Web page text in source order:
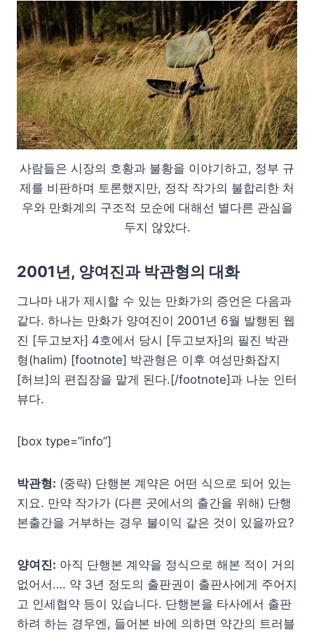
사람들은 시장의 호황과 불황을 이야기하고, 정부 규
제를 비판하며 토론했지만, 정작 작가의 불합리한 처
우와 만화계의 구조적 모순에 대해선 별다른 관심을
두지 않았다.
2001년, 양여진과 박관형의 대화
그나마 내가 제시할 수 있는 만화가의 증언은 다음과
같다. 하나는 만화가 양여진이 2001년 6월 발행된 웹
진 [두고보자] 4호에서 당시 [두고보자]의 필진 박관
형(halim) [footnote] 박관형은 이후 여성만화잡지
[허브]의 편집장을 맡게 된다.[/footnote]과 나눈 인터
뷰다.
[box type=”info”]
박관형: (중략) 단행본 계약은 어떤 식으로 되어 있는
지요. 만약 작가가 (다른 곳에서의 출간을 위해) 단행
본출간을 거부하는 경우 불이익 같은 것이 있을까요?
양여진: 아직 단행본 계약을 정식으로 해본 적이 거의
없어서…. 약 3년 정도의 출판권이 출판사에게 주어지
고 인세협약 등이 있습니다. 단행본을 타사에서 출판
하려 하는 경우엔, 들어본 바에 의하면 약간의 트러블